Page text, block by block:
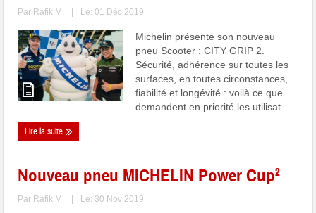
Par Rafik M. Le: 01 Déc 2019
Michelin présente son nouveau
pneu Scooter : CITY GRIP 2.
Sécurité, adhérence sur toutes les
surfaces, en toutes circonstances,
fiabilité et longévité : voilà ce que
demandent en priorité les utilisat ...
Lire la suite
Nouveau pneu MICHELIN Power Cup²
Par Rafik M. Le: 30 Nov 2019